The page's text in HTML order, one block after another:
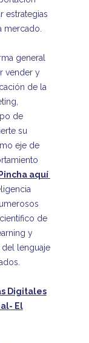
estrategias
mercado.
general
vender y
de la
de
su
eje de
Pincha aquí
de
y
lenguaje
Digitales
El